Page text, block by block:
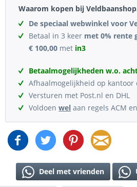
Waarom kopen bij
De speciaal webwinkel voor
Betaal in 3 keer met 0% rente
€ 100,00 met in3
Betaalmogelijkheden w.o.
Afhaalmogelijkheid op kantoor
Versturen met Post.nl en DHL
Voldoenwel aan regels ACM
Deel met vrienden